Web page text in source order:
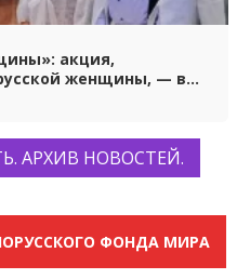
акция,
женщины, — в
АРХИВ НОВОСТЕЙ.
ФОНДА МИРА